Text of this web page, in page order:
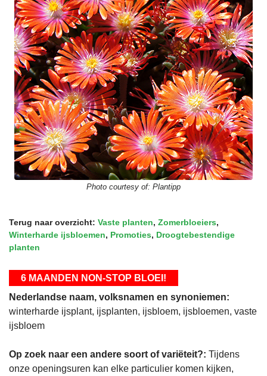
Photo courtesy of: Plantipp
Terug naar overzicht: Vaste planten, Zomerbloeiers,
Winterharde ijsbloemen, Promoties, Droogtebestendige
planten
6 MAANDEN NON-STOP BLOEI!
Nederlandse naam, volksnamen en synoniemen:
winterharde ijsplant, ijsplanten, ijsbloem, ijsbloemen, vaste
ijsbloem
Op zoek naar een andere soort of variëteit?: Tijdens
onze openingsuren kan elke particulier komen kijken,